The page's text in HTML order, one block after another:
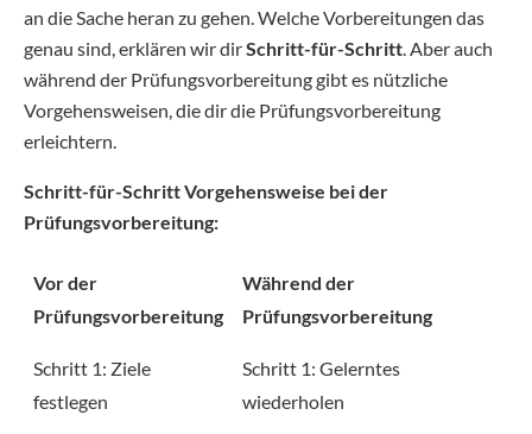
an die Sache heran zu gehen. Welche Vorbereitungen das
genau sind, erklären wir dirSchritt-für-Schritt. Aber auch
während der Prüfungsvorbereitung gibt es nützliche
Vorgehensweisen, die dir die Prüfungsvorbereitung
erleichtern.
Schritt-für-Schritt Vorgehensweise bei der
Prüfungsvorbereitung:
Vor der
Prüfungsvorbereitung
Während der
Prüfungsvorbereitung
Schritt 1: Ziele
festlegen
Schritt 1: Gelerntes
wiederholen